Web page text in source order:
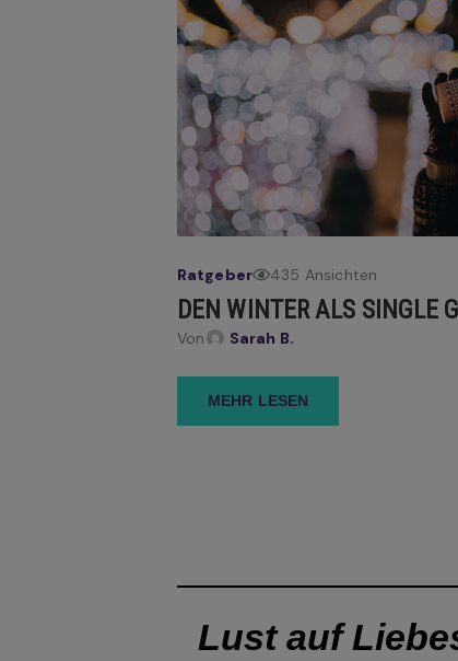
Ratgeber 435 Ansichten
DEN WINTER ALS SINGLE
Von Sarah B.
MEHR LESEN
Lust auf